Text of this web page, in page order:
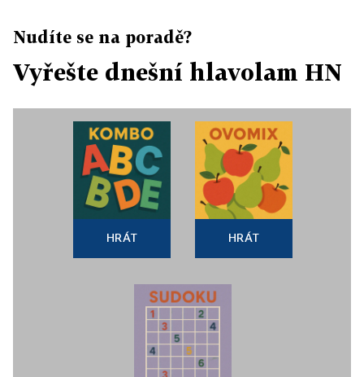
Nudíte se na poradě?
Vyřešte dnešní hlavolam HN
HRÁT HRÁT